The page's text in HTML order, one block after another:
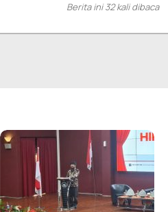
Berita ini 32 kali dibaca